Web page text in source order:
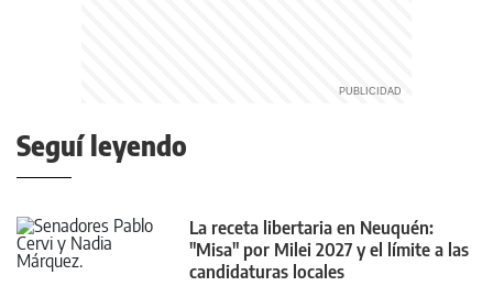
Seguí leyendo
La receta libertaria en Neuquén:
"Misa" por Milei 2027 y el límite a las
candidaturas locales